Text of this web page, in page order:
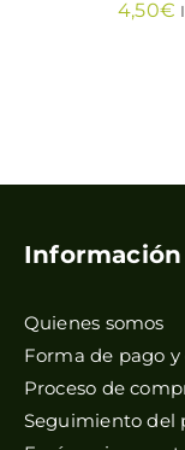
4,50€
Quienes somos
Forma de pago
Proceso de
Seguimiento del